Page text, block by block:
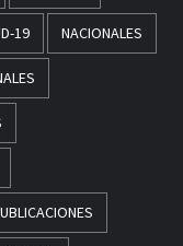
19 NACIONALES